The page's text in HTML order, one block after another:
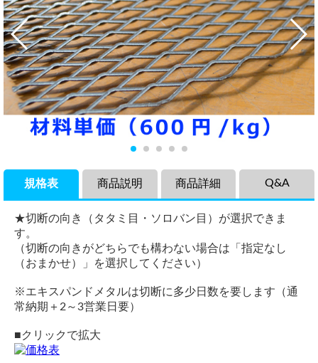
規格表
★切断の向き（タタミ目・ソロバン目）が選択できま
す。
（切断の向きがどちらでも構わない場合は「指定なし
（おまかせ）」を選択してください）
※エキスパンドメタルは切断に多少日数を要します（通
常納期＋2～3営業日要）
■クリックで拡大
商品説明 商品詳細 Q&A